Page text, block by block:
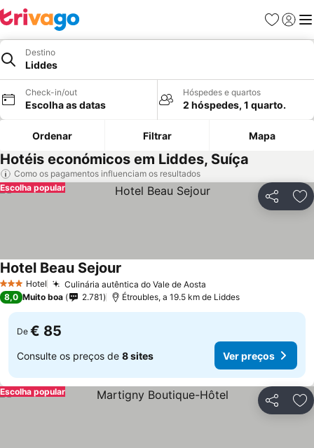
Favoritos
Iniciar
Destino
Liddes
Check-in/out
Escolha as datas
Hóspedes e quartos
2 hóspedes, 1 quarto.
Ordenar Filtrar Mapa
Hotéis económicos em Liddes, Suíça
Como os pagamentos influenciam os resultados
Partilhar
Escolha popular
3 EstrelasHotel Culinária autêntica do Vale de Aosta
Hotel Beau Sejour
8,0 Muito boa 2.781 Étroubles, a 19.5 km de Liddes
De € 85
Consulte os preços de 8 sites Ver preços
Partilhar
Escolha popular